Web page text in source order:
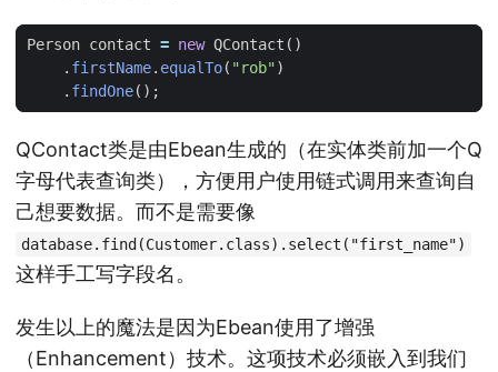
Person contact = new QContact ()
. firstName. equalTo( "rob")
. findOne();
QContact类是由Ebean生成的（在实体类前加一个Q
字母代表查询类），方便用户使用链式调用来查询自
己想要数据。而不是需要像
database.find(Customer.class).select("first_name")
这样手工写字段名。
发生以上的魔法是因为Ebean使用了增强
（Enhancement）技术。这项技术必须嵌入到我们